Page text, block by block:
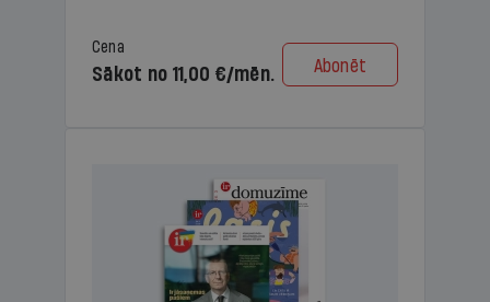
Cena
Sākot no 11,00 €/mēn. Abonēt